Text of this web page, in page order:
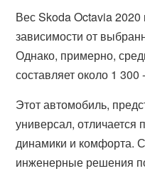
Вес Skoda Octavia 2020
зависимости от
Однако, примерно,
составляет около 1
Этот автомобиль,
универсал,
динамики и комфорта.
инженерные решения